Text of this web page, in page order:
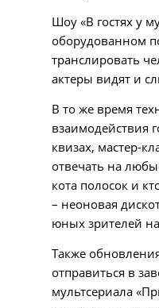
Шоу «В гостях у
оборудованном
транслировать
актеры видят и
В то же время
взаимодействия
квизах, мастер-
отвечать на
кота полосок и
– неоновая
юных зрителей
Также
отправиться в
мультсериала